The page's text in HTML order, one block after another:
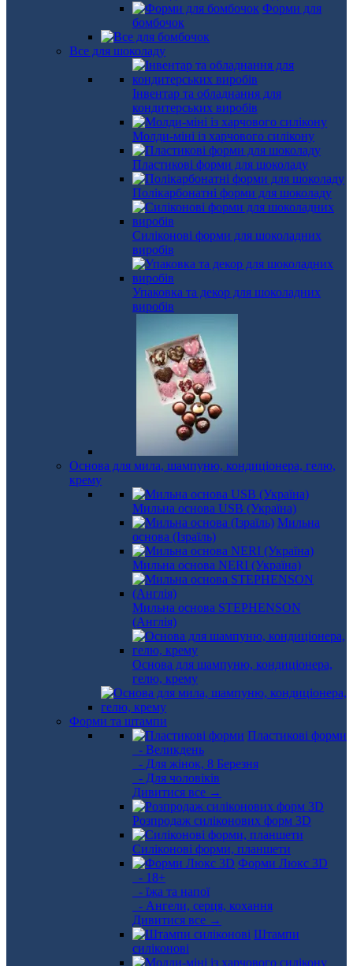
Форми для
бомбочок
Все для шоколаду
Інвентар та обладнання для
кондитерських виробів
Молди-міні із харчового силікону
Пластикові форми для шоколаду
Полікарбонатні форми для шоколаду
Силіконові форми для шоколадних
виробів
Упаковка та декор для шоколадних
виробів
Основа для мила, шампуню, кондиціонера, гелю,
крему
Мильна основа USB (Україна)
Мильна
основа (Ізраїль)
Мильна основа NERI (Україна)
Мильна основа STEPHENSON
(Англія)
Основа для шампуню, кондиціонера,
гелю, крему
Форми та штампи
Пластикові форми
- Великдень
- Для жінок, 8 Березня
- Для чоловіків
Дивитися все →
Розпродаж силіконових форм 3D
Силіконові форми, планшети
Форми Люкс 3D
- 18+
- їжа та напої
- Ангели, серця, кохання
Дивитися все →
Штампи
силіконові